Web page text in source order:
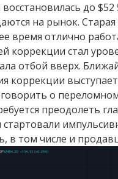
до $52
на рынок. Старая
время отлично
стал
отбой вверх.
коррекции
о
преодолеть
в том числе и